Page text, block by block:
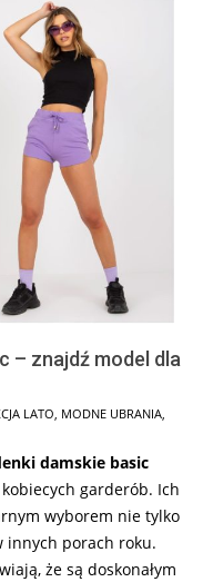
– znajdź model dla
LATO, MODNE UBRANIA,
damskie basic
garderób. Ich
wyborem nie tylko
innych porach roku.
że są doskonałym